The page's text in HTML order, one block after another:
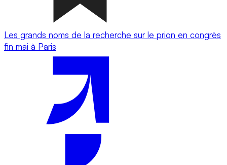
Les grands noms de la recherche sur le prion en congrès
fin mai à Paris